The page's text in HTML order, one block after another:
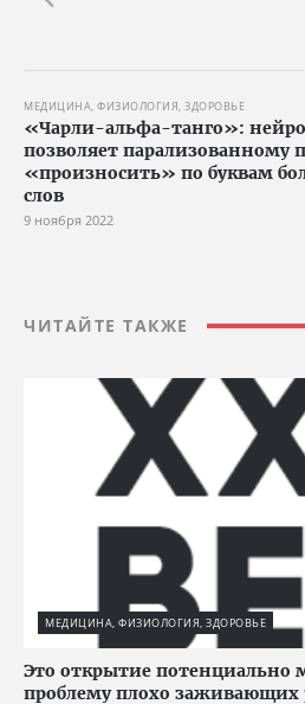
МЕДИЦИНА, ФИЗИОЛОГИЯ, ЗДОРОВЬЕ
«Чарли-альфа-танго»:
позволяет парализованному
«произносить» по буквам
слов
9 ноября 2022
ЧИТАЙТЕ ТАКЖЕ
МЕДИЦИНА, ФИЗИОЛОГИЯ, ЗДОРОВЬЕ
Это открытие потенциально
проблему плохо заживающих